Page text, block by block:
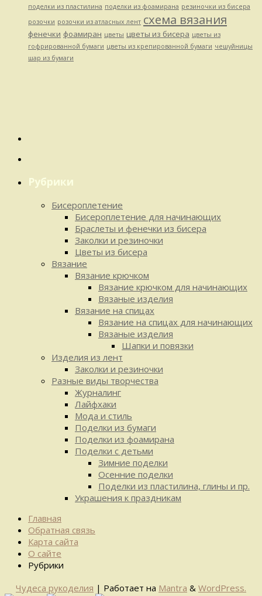
поделки из пластилина поделки из фоамирана резиночки из бисера
розочки розочки из атласных лент схема вязания
фенечки фоамиран цветы цветы из бисера цветы из
гофрированной бумаги цветы из крепированной бумаги чешуйницы
шар из бумаги
Рубрики
Бисероплетение
Бисероплетение для начинающих
Браслеты и фенечки из бисера
Заколки и резиночки
Цветы из бисера
Вязание
Вязание крючком
Вязание крючком для начинающих
Вязаные изделия
Вязание на спицах
Вязание на спицах для начинающих
Вязаные изделия
Шапки и повязки
Изделия из лент
Заколки и резиночки
Разные виды творчества
Журналинг
Лайфхаки
Мода и стиль
Поделки из бумаги
Поделки из фоамирана
Поделки с детьми
Зимние поделки
Осенние поделки
Поделки из пластилина, глины и пр.
Украшения к праздникам
Главная
Обратная связь
Карта сайта
О сайте
Рубрики
Чудеса рукоделия | Работает на Mantra & WordPress.